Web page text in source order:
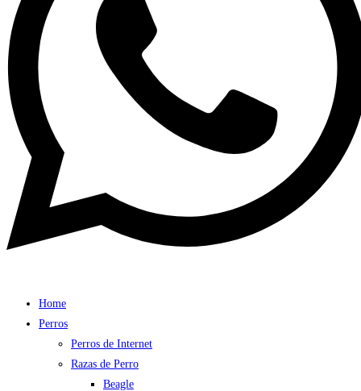
Home
Perros
Perros de Internet
Razas de Perro
Beagle